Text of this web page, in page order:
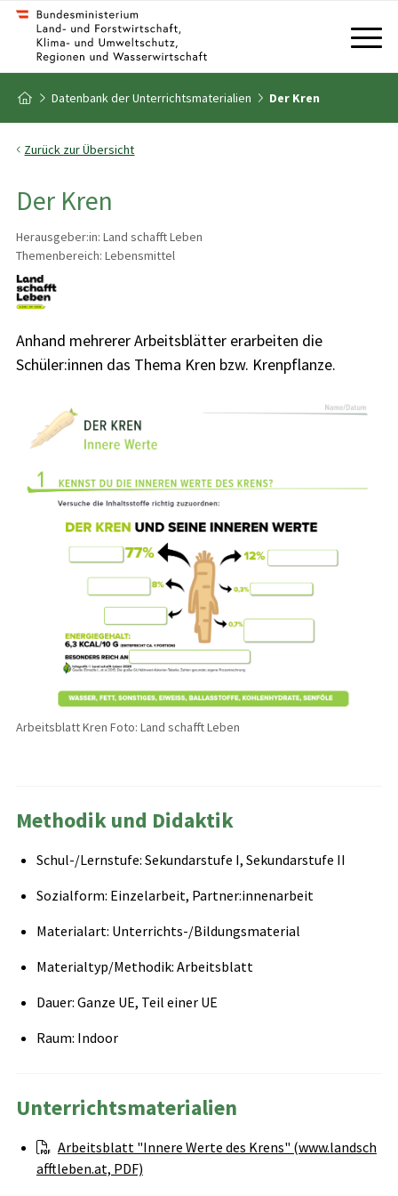
Zum Inhalt
Zum Inhaltsverzeichnis
Zur Startseite
Datenbank der Unterrichtsmaterialien Der Kren
Zurück zur Übersicht
Der Kren
Herausgeber:in: Land schafft Leben
Themenbereich: Lebensmittel
Anhand mehrerer Arbeitsblätter erarbeiten die
Schüler:innen das Thema Kren bzw. Krenpflanze.
Arbeitsblatt Kren Foto: Land schafft Leben
Methodik und Didaktik
Schul-/Lernstufe: Sekundarstufe I, Sekundarstufe II
Sozialform: Einzelarbeit, Partner:innenarbeit
Materialart: Unterrichts-/Bildungsmaterial
Materialtyp/Methodik: Arbeitsblatt
Dauer: Ganze UE, Teil einer UE
Raum: Indoor
Unterrichtsmaterialien
Arbeitsblatt "Innere Werte des Krens" (www.landsch
afftleben.at, PDF)